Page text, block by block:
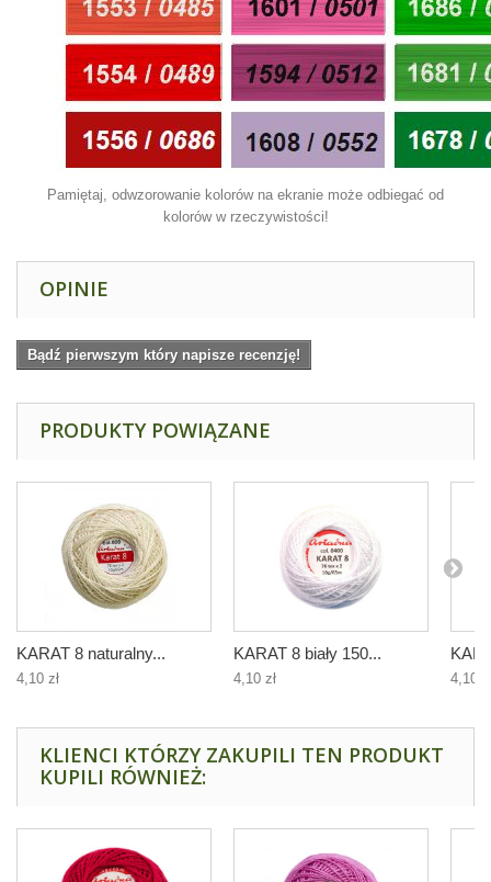
Pamiętaj, odwzorowanie kolorów na ekranie może odbiegać od
kolorów w rzeczywistości!
OPINIE
Bądź pierwszym który napisze recenzję!
PRODUKTY POWIĄZANE
KARAT 8 naturalny...
4,10 zł
KARAT 8 biały 150...
4,10 zł 4,10
KLIENCI KTÓRZY ZAKUPILI TEN PRODUKT
KUPILI RÓWNIEŻ: